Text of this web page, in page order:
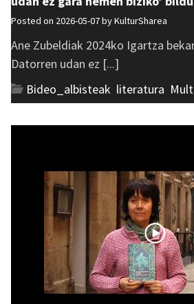
Posted on 2026-05-07 byKulturSharea
Ane Zubeldiak 2024ko Igartza
Datorren udan ez [...]
Bideo_albisteak literatura